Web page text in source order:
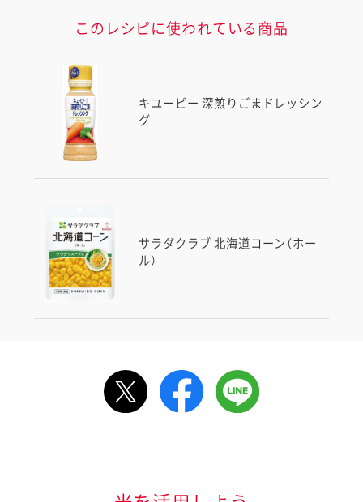
このレシピに使われている商品
キユーピー 深煎りごまドレッシン
グ
サラダクラブ 北海道コーン（ホー
ル）